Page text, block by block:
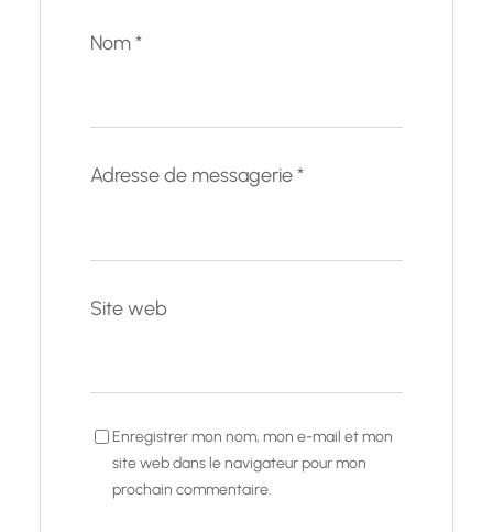
Nom*
Adresse de messagerie*
Site web
Enregistrer mon nom, mon e-mail et mon
site web dans le navigateur pour mon
prochain commentaire.